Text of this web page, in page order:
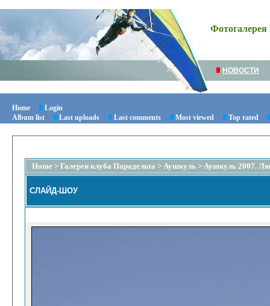
Фотогалерея
НОВОСТИ
Home
Login
Album list
Last uploads Last comments Most viewed Top rated
Home > Галереи клуба Парадельта > Аушкуль > Аушкуль 2007.
СЛАЙД-ШОУ